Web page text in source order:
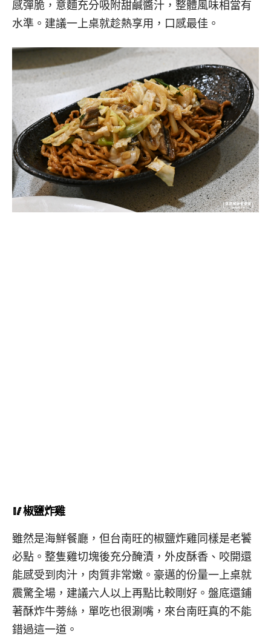
感彈脆，意麵充分吸附甜鹹醬汁，整體風味相當有
水準。建議一上桌就趁熱享用，口感最佳。
🥢椒鹽炸雞
雖然是海鮮餐廳，但台南旺的椒鹽炸雞同樣是老饕
必點。整隻雞切塊後充分醃漬，外皮酥香、咬開還
能感受到肉汁，肉質非常嫩。豪邁的份量一上桌就
震驚全場，建議六人以上再點比較剛好。盤底還鋪
著酥炸牛蒡絲，單吃也很涮嘴，來台南旺真的不能
錯過這一道。